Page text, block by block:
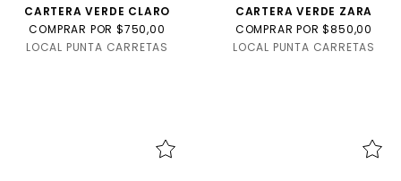
CARTERA VERDE CLARO
COMPRAR POR $750,00
LOCAL PUNTA CARRETAS
CARTERA VERDE ZARA
COMPRAR POR $850,00
LOCAL PUNTA CARRETAS